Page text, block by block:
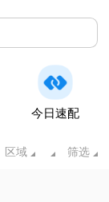
今日速配
区域 筛选